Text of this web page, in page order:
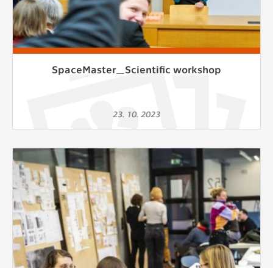
SpaceMaster_Scientific workshop
23. 10. 2023